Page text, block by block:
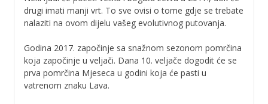
drugi imati manji vrt. To sve ovisi o tome gdje se trebate
nalaziti na ovom dijelu vašeg evolutivnog putovanja.
Godina 2017. započinje sa snažnom sezonom pomrčina
koja započinje u veljači. Dana 10. veljače dogodit će se
prva pomrčina Mjeseca u godini koja će pasti u
vatrenom znaku Lava.